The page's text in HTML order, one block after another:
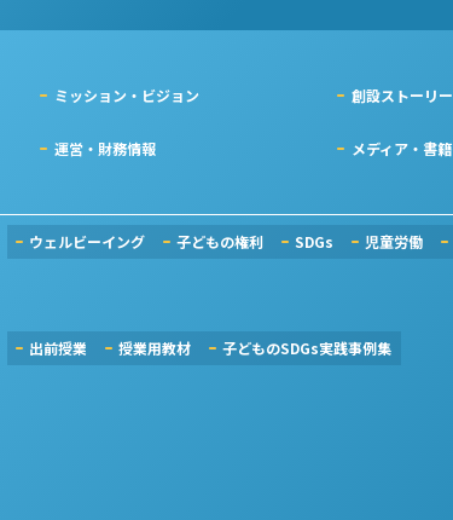
ミッション・ビジョン 創設ストーリー
運営・財務情報 メディア・書籍
ウェルビーイング 子どもの権利 SDGs 児童労働
出前授業 授業用教材 子どものSDGs実践事例集